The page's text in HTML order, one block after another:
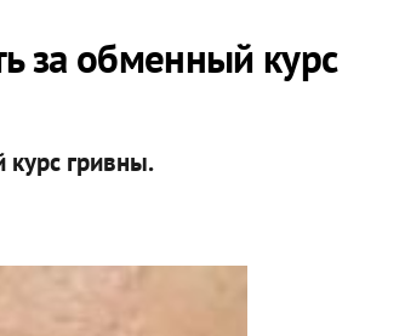
за обменный курс
гривны.